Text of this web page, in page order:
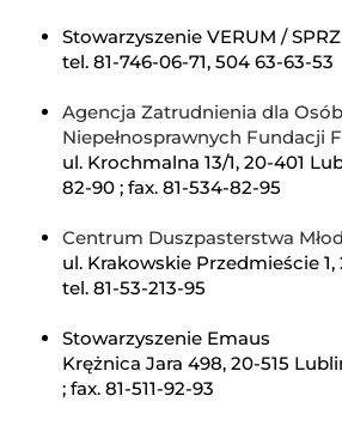
Stowarzyszenie VERUM /
tel. 81-746-06-71, 504 63-63-53
Agencja Zatrudnienia dla Osób
Niepełnosprawnych Fundacji
ul. Krochmalna 13/1, 20-401
82-90 ; fax. 81-534-82-95
Centrum Duszpasterstwa
ul. Krakowskie Przedmieście
tel. 81-53-213-95
Stowarzyszenie Emaus
Krężnica Jara 498, 20-515
; fax. 81-511-92-93